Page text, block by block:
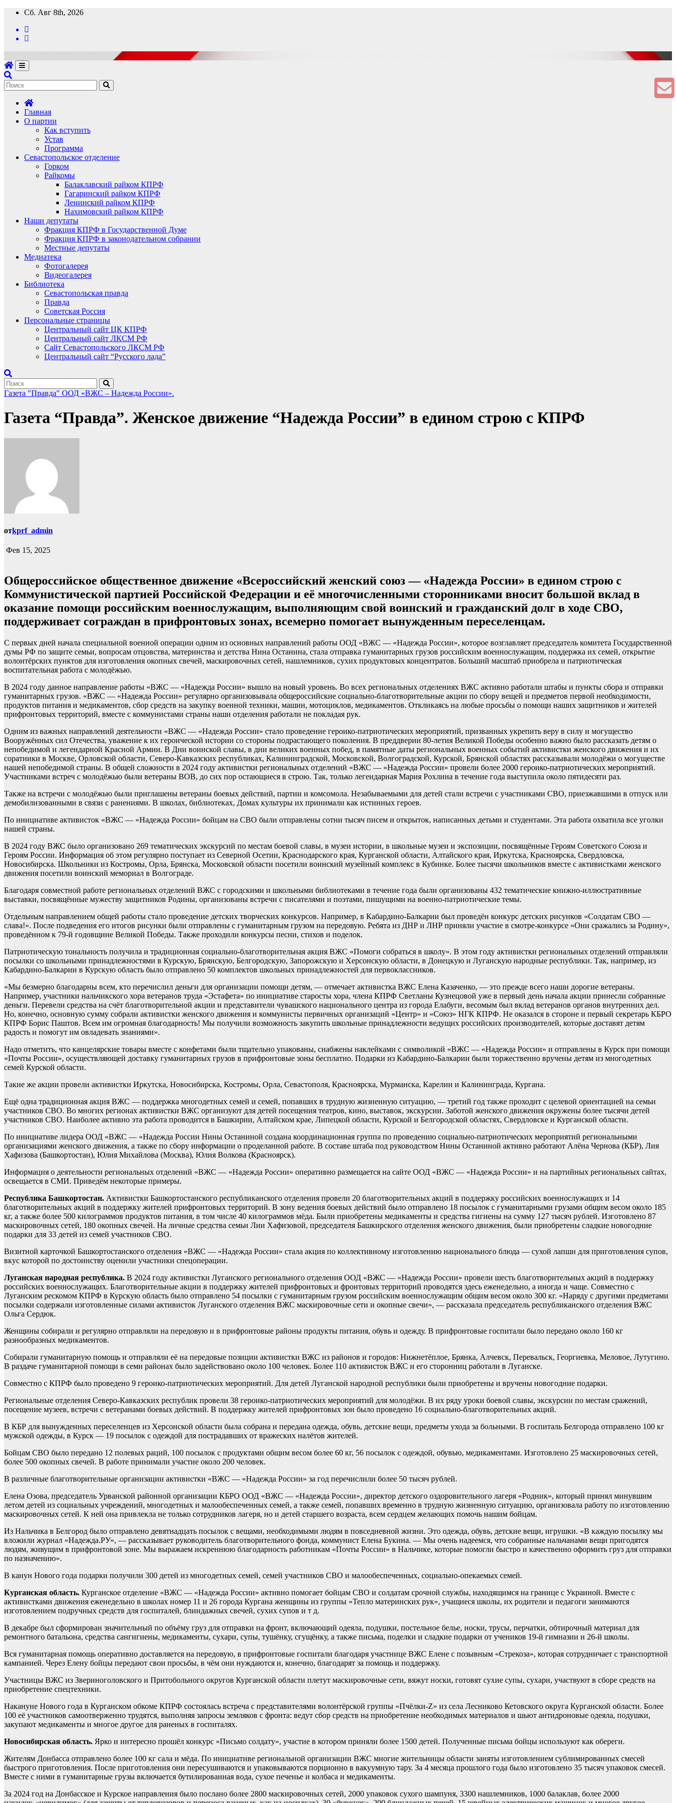
Перейти
содержимому
Сб. Авг 8th, 2026
Главная
О партии
Как вступить
Устав
Программа
Севастопольское отделение
Горком
Райкомы
Балаклавский райком КПРФ
Гагаринский райком КПРФ
Ленинский райком КПРФ
Нахимовский райком КПРФ
Наши депутаты
Фракция КПРФ в Государственной Думе
Фракция КПРФ в законодательном собрании
Местные депутаты
Медиатека
Фотогалерея
Видеогалерея
Библиотека
Севастопольская правда
Правда
Советская Россия
Персональные страницы
Центральный сайт ЦК КПРФ
Центральный сайт ЛКСМ РФ
Сайт Севастопольского ЛКСМ РФ
Центральный сайт “Русского лада”
Газета "Правда" ООД «ВЖС – Надежда России».
Газета “Правда”. Женское движение “Надежда России” в едином строю с КПРФ
отkprf_admin
Фев 15, 2025
Общероссийское общественное движение «Всероссийский женский союз — «Надежда России» в едином строю с
Коммунистической партией Российской Федерации и её многочисленными сторонниками вносит большой вклад в
оказание помощи российским военнослужащим, выполняющим свой воинский и гражданский долг в ходе СВО,
поддерживает сограждан в прифронтовых зонах, всемерно помогает вынужденным переселенцам.
С первых дней начала специальной военной операции одним из основных направлений работы ООД «ВЖС — «Надежда России», которое возглавляет председатель комитета Государственной
думы РФ по защите семьи, вопросам отцовства, материнства и детства Нина Останина, стала отправка гуманитарных грузов российским военнослужащим, поддержка их семей, открытие
волонтёрских пунктов для изготовления окопных свечей, маскировочных сетей, нашлемников, сухих продуктовых концентратов. Больший масштаб приобрела и патриотическая
воспитательная работа с молодёжью.
В 2024 году данное направление работы «ВЖС — «Надежда России» вышло на новый уровень. Во всех региональных отделениях ВЖС активно работали штабы и пункты сбора и отправки
гуманитарных грузов. «ВЖС — «Надежда России» регулярно организовывала общероссийские социально-благотворительные акции по сбору вещей и предметов первой необходимости,
продуктов питания и медикаментов, сбор средств на закупку военной техники, машин, мотоциклов, медикаментов. Откликаясь на любые просьбы о помощи наших защитников и жителей
прифронтовых территорий, вместе с коммунистами страны наши отделения работали не покладая рук.
Одним из важных направлений деятельности «ВЖС — «Надежда России» стало проведение героико-патриотических мероприятий, призванных укрепить веру в силу и могущество
Вооружённых сил Отечества, уважение к их героической истории со стороны подрастающего поколения. В преддверии 80-летия Великой Победы особенно важно было рассказать детям о
непобедимой и легендарной Красной Армии. В Дни воинской славы, в дни великих военных побед, в памятные даты региональных военных событий активистки женского движения и их
соратники в Москве, Орловской области, Северо-Кавказских республиках, Калининградской, Московской, Волгоградской, Курской, Брянской областях рассказывали молодёжи о могуществе
нашей непобедимой страны. В общей сложности в 2024 году активистки региональных отделений «ВЖС — «Надежда России» провели более 2000 героико-патриотических мероприятий.
Участниками встреч с молодёжью были ветераны ВОВ, до сих пор остающиеся в строю. Так, только легендарная Мария Рохлина в течение года выступила около пятидесяти раз.
Также на встречи с молодёжью были приглашены ветераны боевых действий, партии и комсомола. Незабываемыми для детей стали встречи с участниками СВО, приезжавшими в отпуск или
демобилизованными в связи с ранениями. В школах, библиотеках, Домах культуры их принимали как истинных героев.
По инициативе активисток «ВЖС — «Надежда России» бойцам на СВО были отправлены сотни тысяч писем и открыток, написанных детьми и студентами. Эта работа охватила все уголки
нашей страны.
В 2024 году ВЖС было организовано 269 тематических экскурсий по местам боевой славы, в музеи истории, в школьные музеи и экспозиции, посвящённые Героям Советского Союза и
Героям России. Информация об этом регулярно поступает из Северной Осетии, Краснодарского края, Курганской области, Алтайского края, Иркутска, Красноярска, Свердловска,
Новосибирска. Школьники из Костромы, Орла, Брянска, Московской области посетили воинский музейный комплекс в Кубинке. Более тысячи школьников вместе с активистками женского
движения посетили воинский мемориал в Волгограде.
Благодаря совместной работе региональных отделений ВЖС с городскими и школьными библиотеками в течение года были организованы 432 тематические книжно-иллюстративные
выставки, посвящённые мужеству защитников Родины, организованы встречи с писателями и поэтами, пишущими на военно-патриотические темы.
Отдельным направлением общей работы стало проведение детских творческих конкурсов. Например, в Кабардино-Балкарии был проведён конкурс детских рисунков «Солдатам СВО —
слава!». После подведения его итогов рисунки были отправлены с гуманитарным грузом на передовую. Ребята из ДНР и ЛНР приняли участие в смотре-конкурсе «Они сражались за Родину»,
проведённом к 79-й годовщине Великой Победы. Также проходили конкурсы песни, стихов и поделок.
Патриотическую тональность получила и традиционная социально-благотворительная акция ВЖС «Помоги собраться в школу». В этом году активистки региональных отделений отправляли
посылки со школьными принадлежностями в Курскую, Брянскую, Белгородскую, Запорожскую и Херсонскую области, в Донецкую и Луганскую народные республики. Так, например, из
Кабардино-Балкарии в Курскую область было отправлено 50 комплектов школьных принадлежностей для первоклассников.
«Мы безмерно благодарны всем, кто перечислил деньги для организации помощи детям, — отмечает активистка ВЖС Елена Казаченко, — это прежде всего наши дорогие ветераны.
Например, участники нальчикского хора ветеранов труда «Эстафета» по инициативе старосты хора, члена КПРФ Светланы Кузнецовой уже в первый день начала акции принесли собранные
деньги. Перевели средства на счёт благотворительной акции и представители чувашского национального центра из города Елабуги, весомым был вклад ветеранов органов внутренних дел.
Но, конечно, основную сумму собрали активистки женского движения и коммунисты первичных организаций «Центр» и «Союз» НГК КПРФ. Не оказался в стороне и первый секретарь КБРО
КПРФ Борис Паштов. Всем им огромная благодарность! Мы получили возможность закупить школьные принадлежности ведущих российских производителей, которые доставят детям
радость и помогут им овладевать знаниями».
Надо отметить, что канцелярские товары вместе с конфетами были тщательно упакованы, снабжены наклейками с символикой «ВЖС — «Надежда России» и отправлены в Курск при помощи
«Почты России», осуществляющей доставку гуманитарных грузов в прифронтовые зоны бесплатно. Подарки из Кабардино-Балкарии были торжественно вручены детям из многодетных
семей Курской области.
Такие же акции провели активистки Иркутска, Новосибирска, Костромы, Орла, Севастополя, Красноярска, Мурманска, Карелии и Калининграда, Кургана.
Ещё одна традиционная акция ВЖС — поддержка многодетных семей и семей, попавших в трудную жизненную ситуацию, — третий год также проходит с целевой ориентацией на семьи
участников СВО. Во многих регионах активистки ВЖС организуют для детей посещения театров, кино, выставок, экскурсии. Заботой женского движения окружены более тысячи детей
участников СВО. Наиболее активно эта работа проводится в Башкирии, Алтайском крае, Липецкой области, Курской и Белгородской областях, Свердловске и Курганской области.
По инициативе лидера ООД «ВЖС — «Надежда России Нины Останиной создана координационная группа по проведению социально-патриотических мероприятий региональными
организациями женского движения, а также по сбору информации о проделанной работе. В составе штаба под руководством Нины Останиной активно работают Алёна Чернова (КБР), Лия
Хафизова (Башкортостан), Юлия Михайлова (Москва), Юлия Волкова (Красноярск).
Информация о деятельности региональных отделений «ВЖС — «Надежда России» оперативно размещается на сайте ООД «ВЖС — «Надежда России» и на партийных региональных сайтах,
освещается в СМИ. Приведём некоторые примеры.
Республика Башкортостан. Активистки Башкортостанского республиканского отделения провели 20 благотворительных акций в поддержку российских военнослужащих и 14
благотворительных акций в поддержку жителей прифронтовых территорий. В зону ведения боевых действий было отправлено 18 посылок с гуманитарными грузами общим весом около 185
кг, а также более 500 килограммов продуктов питания, в том числе 40 килограммов мёда. Были приобретены медикаменты и средства гигиены на сумму 127 тысяч рублей. Изготовлено 87
маскировочных сетей, 180 окопных свечей. На личные средства семьи Лии Хафизовой, председателя Башкирского отделения женского движения, были приобретены сладкие новогодние
подарки для 33 детей из семей участников СВО.
Визитной карточкой Башкортостанского отделения «ВЖС — «Надежда России» стала акция по коллективному изготовлению национального блюда — сухой лапши для приготовления супов,
вкус которой по достоинству оценили участники спецоперации.
Луганская народная республика. В 2024 году активистки Луганского регионального отделения ООД «ВЖС — «Надежда России» провели шесть благотворительных акций в поддержку
российских военнослужащих. Благотворительные акции в поддержку жителей прифронтовых и фронтовых территорий проводятся здесь еженедельно, а иногда и чаще. Совместно с
Луганским рескомом КПРФ в Курскую область было отправлено 54 посылки с гуманитарным грузом российским военнослужащим общим весом около 300 кг. «Наряду с другими предметами
посылки содержали изготовленные силами активисток Луганского отделения ВЖС маскировочные сети и окопные свечи», — рассказала председатель республиканского отделения ВЖС
Ольга Сердюк.
Женщины собирали и регулярно отправляли на передовую и в прифронтовые районы продукты питания, обувь и одежду. В прифронтовые госпитали было передано около 160 кг
разнообразных медикаментов.
Собирали гуманитарную помощь и отправляли её на передовые позиции активистки ВЖС из районов и городов: Нижнетёплое, Брянка, Алчевск, Перевальск, Георгиевка, Меловое, Лутугино.
В раздаче гуманитарной помощи в семи районах было задействовано около 100 человек. Более 110 активисток ВЖС и его сторонниц работали в Луганске.
Совместно с КПРФ было проведено 9 героико-патриотических мероприятий. Для детей Луганской народной республики были приобретены и вручены новогодние подарки.
Региональные отделения Северо-Кавказских республик провели 38 героико-патриотических мероприятий для молодёжи. В их ряду уроки боевой славы, экскурсии по местам сражений,
посещение музеев, встречи с ветеранами боевых действий. В поддержку жителей прифронтовых зон было проведено 16 социально-благотворительных акций.
В КБР для вынужденных переселенцев из Херсонской области была собрана и передана одежда, обувь, детские вещи, предметы ухода за больными. В госпиталь Белгорода отправлено 100 кг
мужской одежды, в Курск — 19 посылок с одеждой для пострадавших от вражеских налётов жителей.
Бойцам СВО было передано 12 полевых раций, 100 посылок с продуктами общим весом более 60 кг, 56 посылок с одеждой, обувью, медикаментами. Изготовлено 25 маскировочных сетей,
более 500 окопных свечей. В работе принимали участие около 200 человек.
В различные благотворительные организации активистки «ВЖС — «Надежда России» за год перечислили более 50 тысяч рублей.
Елена Озова, председатель Урванской районной организации КБРО ООД «ВЖС — «Надежда России», директор детского оздоровительного лагеря «Родник», который принял минувшим
летом детей из социальных учреждений, многодетных и малообеспеченных семей, а также семей, попавших временно в трудную жизненную ситуацию, организовала работу по изготовлению
маскировочных сетей. К ней она привлекла не только сотрудников лагеря, но и детей старшего возраста, всем сердцем желающих помочь нашим бойцам.
Из Нальчика в Белгород было отправлено девятнадцать посылок с вещами, необходимыми людям в повседневной жизни. Это одежда, обувь, детские вещи, игрушки. «В каждую посылку мы
вложили журнал «Надежда.РУ», — рассказывает руководитель благотворительного фонда, коммунист Елена Букина. — Мы очень надеемся, что собранные нальчанами вещи пригодятся
людям, живущим в прифронтовой зоне. Мы выражаем искреннюю благодарность работникам «Почты России» в Нальчике, которые помогли быстро и качественно оформить груз для отправки
по назначению».
В канун Нового года подарки получили 300 детей из многодетных семей, семей участников СВО и малообеспеченных, социально-опекаемых семей.
Курганская область. Курганское отделение «ВЖС — «Надежда России» активно помогает бойцам СВО и солдатам срочной службы, находящимся на границе с Украиной. Вместе с
активистками движения еженедельно в школах номер 11 и 26 города Кургана женщины из группы «Тепло материнских рук», учащиеся школы, их родители и педагоги занимаются
изготовлением подручных средств для госпиталей, блиндажных свечей, сухих супов и т д.
В декабре был сформирован значительный по объёму груз для отправки на фронт, включающий одеяла, подушки, постельное белье, носки, трусы, перчатки, обтирочный материал для
ремонтного батальона, средства сангигиены, медикаменты, сухари, супы, тушёнку, сгущёнку, а также письма, поделки и сладкие подарки от учеников 19-й гимназии и 26-й школы.
Вся гуманитарная помощь оперативно доставляется на передовую, в прифронтовые госпитали благодаря участнице ВЖС Елене с позывным «Стрекоза», которая сотрудничает с транспортной
кампанией. Через Елену бойцы передают свои просьбы, в чём они нуждаются и, конечно, благодарят за помощь и поддержку.
Участницы ВЖС из Звериноголовского и Притобольного округов Курганской области плетут маскировочные сети, вяжут носки, готовят сухие супы, сухари, участвуют в сборе средств на
приобретение спецтехники.
Накануне Нового года в Курганском обкоме КПРФ состоялась встреча с представителями волонтёрской группы «Пчёлки-Z» из села Лесниково Кетовского округа Курганской области. Более
100 её участников самоотверженно трудятся, выполняя запросы земляков с фронта: ведут сбор средств на приобретение необходимых материалов и шьют антидроновые одеяла, подушки,
закупают медикаменты и многое другое для раненых в госпиталях.
Новосибирская область. Ярко и интересно прошёл конкурс «Письмо солдату», участие в котором приняли более 1500 детей. Полученные письма бойцы используют как обереги.
Жителям Донбасса отправлено более 100 кг сала и мёда. По инициативе региональной организации ВЖС многие жительницы области заняты изготовлением сублимированных смесей
быстрого приготовления. После приготовления они пересушиваются и упаковываются порционно в вакуумную тару. За 4 месяца прошлого года было изготовлено 35 тысяч упаковок смесей.
Вместе с ними в гуманитарные грузы включается бутилированная вода, сухое печенье и колбаса и медикаменты.
За 2024 год на Донбасское и Курское направления было послано более 2800 маскировочных сетей, 2000 упаковок сухого шампуня, 3300 нашлемников, 1000 балаклав, более 2000